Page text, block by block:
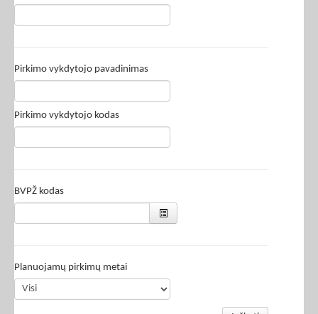
Pirkimo vykdytojo pavadinimas
Pirkimo vykdytojo kodas
BVPŽ kodas
Planuojamų pirkimų metai